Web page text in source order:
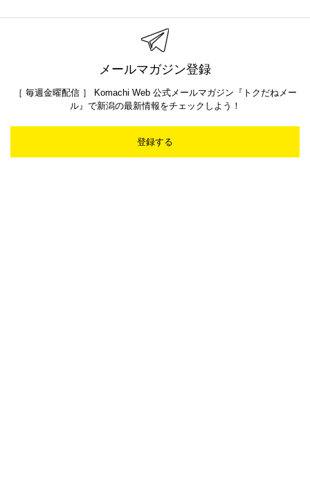
メールマガジン登録
［ 毎週金曜配信 ］ Komachi Web 公式メールマガジン『トクだねメー
ル』で新潟の最新情報をチェックしよう！
登録する